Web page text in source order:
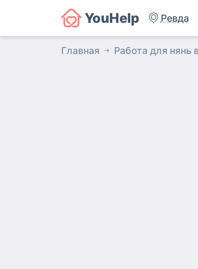
YouHelp Ревда
Главная Работа для нянь